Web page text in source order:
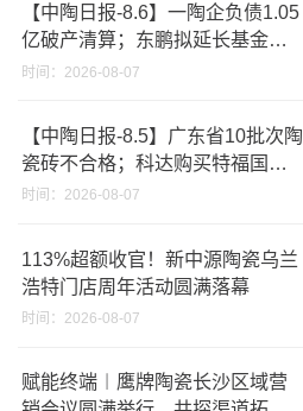
【中陶日报-8.6】一陶企负债1.05
亿破产清算；东鹏拟延长基金投
资期限；工信部开展建陶行业能
时间：2026-08-07
【中陶日报-8.5】广东省10批次陶
瓷砖不合格；科达购买特福国际
股份申请未通过；蒙娜丽莎5千万
破18亿元
时间：2026-08-07
113%超额收官！新中源陶瓷乌兰
浩特门店周年活动圆满落幕
时间：2026-08-07
赋能终端︱鹰牌陶瓷长沙区域营